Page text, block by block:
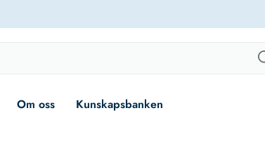
Om oss Kunskapsbanken